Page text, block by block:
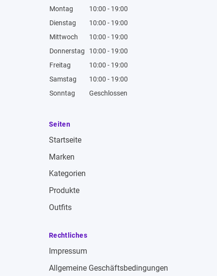
Montag
10:00 - 19:00
Dienstag
10:00 - 19:00
Mittwoch
10:00 - 19:00
Donnerstag
10:00 - 19:00
Freitag
10:00 - 19:00
Samstag
10:00 - 19:00
Sonntag
Geschlossen
Seiten
Startseite
Marken
Kategorien
Produkte
Outfits
Rechtliches
Impressum
Allgemeine Geschäftsbedingungen